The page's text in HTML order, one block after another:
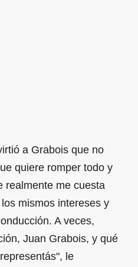
a Grabois que no
quiere romper todo y
realmente me cuesta
mismos intereses y
A veces,
Juan Grabois, y qué
le